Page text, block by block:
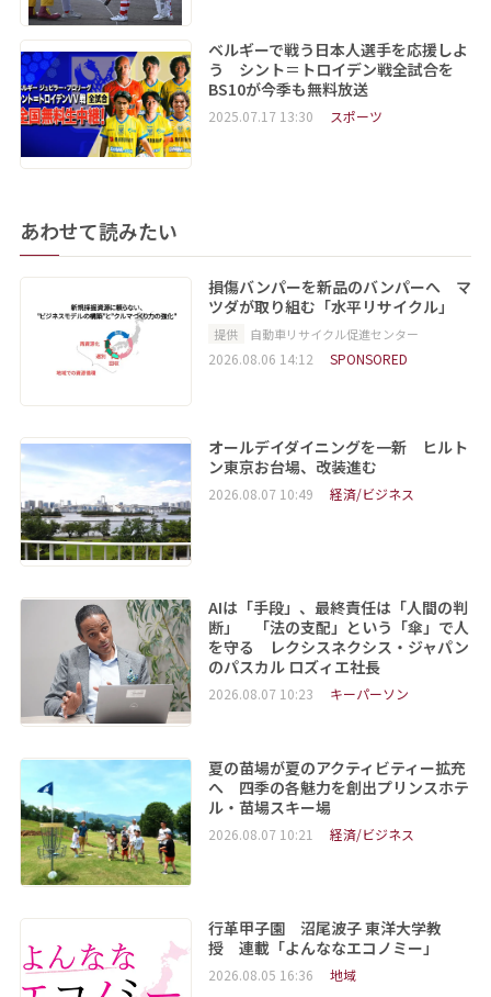
ベルギーで戦う日本人選手を応援しよ
う シント＝トロイデン戦全試合を
BS10が今季も無料放送
2025.07.17 13:30 スポーツ
あわせて読みたい
損傷バンパーを新品のバンパーへ マ
ツダが取り組む「水平リサイクル」
提供 自動車リサイクル促進センター
2026.08.06 14:12 SPONSORED
オールデイダイニングを一新 ヒルト
ン東京お台場、改装進む
2026.08.07 10:49 経済/ビジネス
AIは「手段」、最終責任は「人間の判
断」 「法の支配」という「傘」で人
を守る レクシスネクシス・ジャパン
のパスカル ロズィエ社長
2026.08.07 10:23 キーパーソン
夏の苗場が夏のアクティビティー拡充
へ 四季の各魅力を創出プリンスホテ
ル・苗場スキー場
2026.08.07 10:21 経済/ビジネス
行革甲子園 沼尾波子 東洋大学教
授 連載「よんななエコノミー」
2026.08.05 16:36 地域